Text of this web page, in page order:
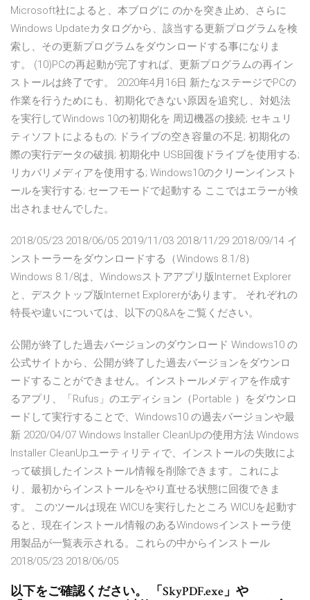
Microsoft社によると、本ブログに のかを突き止め、さらに
Windows Updateカタログから、該当する更新プログラムを検
索し、その更新プログラムをダウンロードする事になりま
す。 (10)PCの再起動が完了すれば、更新プログラムの再イン
ストールは終了です。 2020年4月16日 新たなステージでPCの
作業を行うためにも、初期化できない原因を追究し、対処法
を実行してWindows 10の初期化を 周辺機器の接続; セキュリ
ティソフトによるもの; ドライブの空き容量の不足; 初期化の
際の実行データの破損; 初期化中 USB回復ドライブを使用する;
リカバリメディアを使用する; Windows10のクリーンインスト
ールを実行する; セーフモードで起動する ここではエラーが検
出されませんでした。
2018/05/23 2018/06/05 2019/11/03 2018/11/29 2018/09/14 イ
ンストーラーをダウンロードする（Windows 8.1/8）
Windows 8.1/8は、Windowsストアアプリ版Internet Explorer
と、デスクトップ版Internet Explorerがあります。 それぞれの
特長や違いについては、以下のQ&Aをご覧ください。
公開が終了した過去バージョンのダウンロード Windows10 の
公式サイトから、公開が終了した過去バージョンをダウンロ
ードすることができません。インストールメディアを作成す
るアプリ、「Rufus」のエディション（Portable ）をダウンロ
ードして実行することで、Windows10 の過去バージョンや最
新 2020/04/07 Windows Installer CleanUpの使用方法 Windows
Installer CleanUpユーティリティで、インストールの失敗によ
って破損したインストール情報を削除できます。これによ
り、最初からインストールをやり直せる状態に回復できま
す。 このツールは現在 WICUを実行したところ WICUを起動す
ると、現在インストール情報のあるWindowsインストーラ使
用製品が一覧表示される。これらの中からインストール
2018/05/23 2018/06/05
以下をご確認ください。 「SkyPDF.exe」や